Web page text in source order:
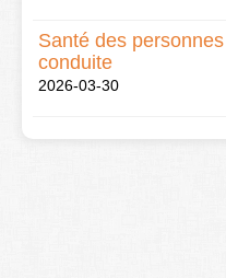
Santé des
conduite
2026-03-30